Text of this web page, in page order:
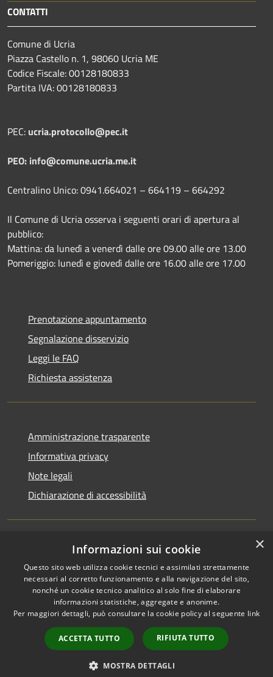
CONTATTI
Comune di Ucria
Piazza Castello n. 1, 98060 Ucria ME
Codice Fiscale: 00128180833
Partita IVA: 00128180833
PEC: ucria.protocollo@pec.it
PEO: info@comune.ucria.me.it
Centralino Unico: 0941.664021 – 664119 – 664292
Il Comune di Ucria osserva i seguenti orari di apertura al
pubblico:
Mattina: da lunedì a venerdì dalle ore 09.00 alle ore 13.00
Pomeriggio: lunedì e giovedì dalle ore 16.00 alle ore 17.00
Prenotazione appuntamento
Segnalazione disservizio
Leggi le FAQ
Richiesta assistenza
Amministrazione trasparente
Informativa privacy
Note legali
Dichiarazione di accessibilità
Accessibilità
Privacy
Mappa del sito
Area riservata
Lettura webmail
Copyright © 2026 • Comune di
Ucria • Powered by
Municipium• Accesso
redazione
×
Informazioni sui cookie
Questo sito web utilizza cookie tecnici e assimilati strettamente
necessari al corretto funzionamento e alla navigazione del sito,
nonché un cookie tecnico analitico al solo fine di elaborare
informazioni statistiche, aggregate e anonime.
Per maggiori dettagli, può consultare la cookie policy al seguente link
ACCETTA TUTTO RIFIUTA TUTTO
MOSTRA DETTAGLI